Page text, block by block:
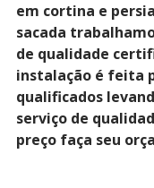
em cortina e
sacada
de qualidade
instalação é feita
qualificados
serviço de
preço faça seu